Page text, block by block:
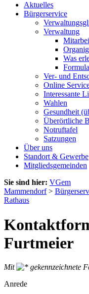
Aktuelles
Bürgerservice
Verwaltung
Was
Ver- und
Online
Interessante
Wahlen
Gesundheit
Überörtliche
Notruftafel
Satzungen
Über uns
Standort & Gewerbe
Mitgliedsgemeinden
Sie sind hier: VGem
Mammendorf>
Rathaus
Furtmeier
Mit
gekennzeichnete
Anrede